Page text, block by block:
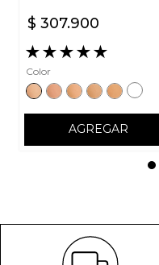
$ 307.900
★★★★★
Color
AGREGAR